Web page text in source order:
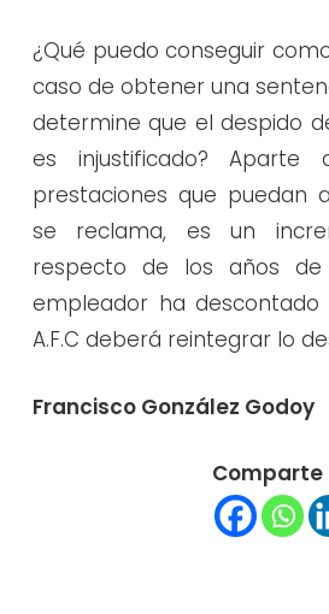
¿Qué puedo conseguir
caso de obtener una
determine que el despido
es injustificado? Aparte
prestaciones que puedan
se reclama, es un
respecto de los años de
empleador ha descontado
A.F.C deberá reintegrar lo
Francisco González Godoy